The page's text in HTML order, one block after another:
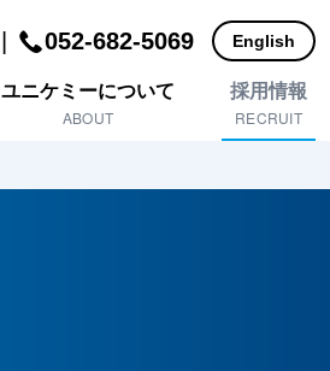
052-682-5069 English
ユニケミーについて
ABOUT
採用情報
RECRUIT